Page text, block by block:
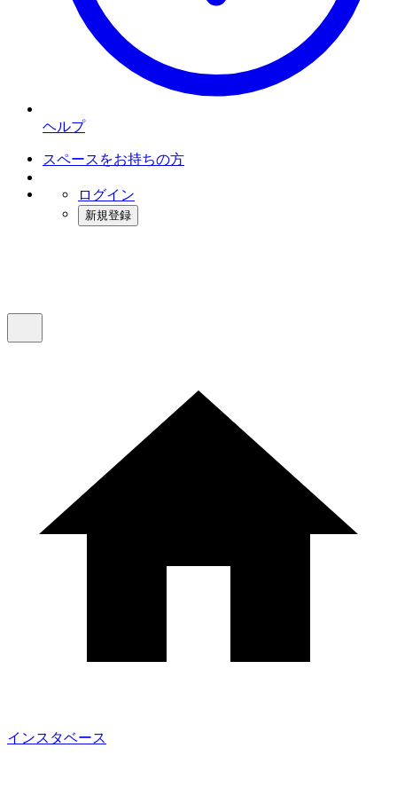
ヘルプ
スペースをお持ちの方
ログイン
新規登録
インスタベース